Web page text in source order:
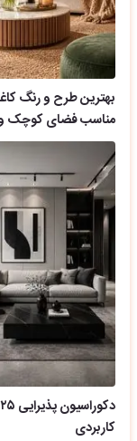
بهترین طرح و رنگ
مناسب فضای کوچک
کاربردی